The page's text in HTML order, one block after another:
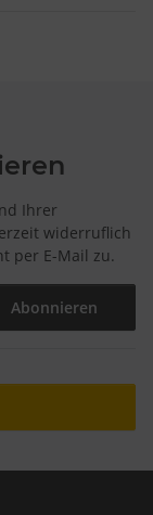
Ihrer
widerruflich
per E-Mail zu.
Abonnieren